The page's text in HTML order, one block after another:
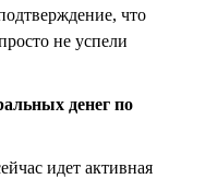
что
не успели
денег по
идет активная